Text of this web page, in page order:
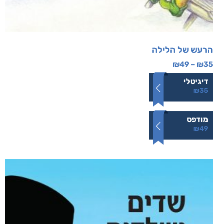
הרעש של הלילה
₪35
–
₪49
דיגיטלי
₪35
מודפס
₪49